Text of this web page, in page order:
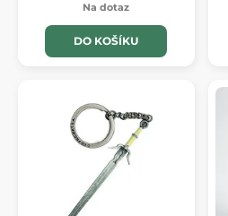
Na dotaz
DO KOŠÍKU